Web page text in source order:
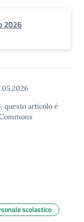
2026
questo articolo è
scolastico